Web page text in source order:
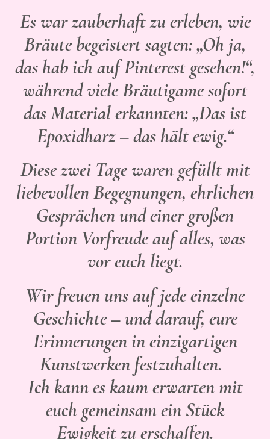
Es war zauberhaft zu erleben, wie
Bräute begeistert sagten: „Oh ja,
das hab ich auf Pinterest gesehen!“,
während viele Bräutigame sofort
das Material erkannten: „Das ist
Epoxidharz – das hält ewig.“
Diese zwei Tage waren gefüllt mit
liebevollen Begegnungen, ehrlichen
Gesprächen und einer großen
Portion Vorfreude auf alles, was
vor euch liegt.
Wir freuen uns auf jede einzelne
Geschichte – und darauf, eure
Erinnerungen in einzigartigen
Kunstwerken festzuhalten.
Ich kann es kaum erwarten mit
euch gemeinsam ein Stück
Ewigkeit zu erschaffen.